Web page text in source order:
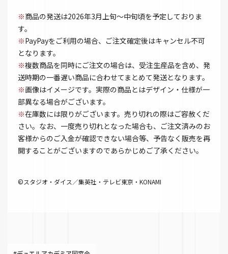
※商品の発送は2026年3月上旬～中旬頃を予定しておりま
す。
※PayPayをご利用の場合、ご注文確定後はキャンセル不可
となります。
※複数商品を同時にご注文の場合は、受注生産品を含め、発
送時期の一番遅い商品に合わせてまとめて発送となります。
※画像はイメージです。実際の商品とはデザイン・仕様が一
部異なる場合がございます。
※在庫数には限りがございます。売り切れの際はご容赦くだ
さい。なお、一度売り切れとなった場合も、ご注文済みのお
客様からのご入金が確認できない場合等、予告なく販売を再
開することがございますのであらかじめご了承ください。
©スタジオ・ダイス／集英社・テレビ東京・KONAMI